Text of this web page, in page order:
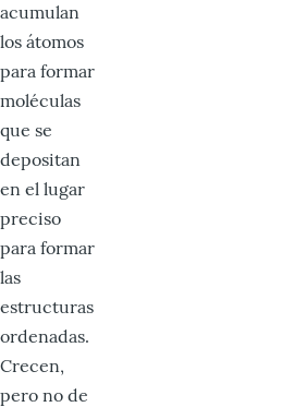
acumulan
los átomos
para formar
moléculas
que se
depositan
en el lugar
preciso
para for­mar
las
estructuras
ordenadas.
Crecen,
pero no de